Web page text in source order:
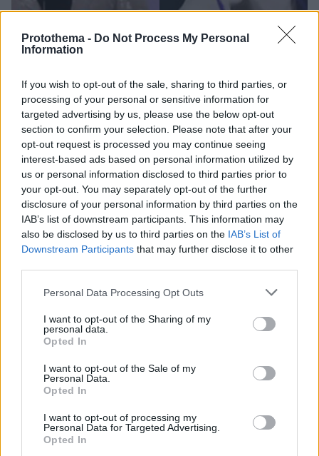
Protothema - Do Not Process My Personal
Information
If you wish to opt-out of the sale, sharing to third parties, or
processing of your personal or sensitive information for
targeted advertising by us, please use the below opt-out
section to confirm your selection. Please note that after your
opt-out request is processed you may continue seeing
interest-based ads based on personal information utilized by
us or personal information disclosed to third parties prior to
your opt-out. You may separately opt-out of the further
disclosure of your personal information by third parties on the
IAB’s list of downstream participants. This information may
also be disclosed by us to third parties on the IAB’s List of
Downstream Participants that may further disclose it to other
Please note that this website/app uses one or more Google
not limited to your visit or usage behaviour. You may click to
grant or deny consent to Google and its third-party tags to
use your data for below specified purposes in below Google
consent section.
Personal Data Processing Opt Outs
I want to opt-out of the Sharing of my
personal data.
Opted In
I want to opt-out of the Sale of my
Personal Data.
Opted In
I want to opt-out of processing my
Personal Data for Targeted Advertising.
Opted In
Τάκης Ζαχαράτος: Σε παροξυσμό μεταμφιέσεων πριν
την πρεμιέρα στο ‘’Άλσος’’- Από Άντζελα Δημητρίου
μέχρι Νίκος Χαρδαλιάς
Δείτε τα απολαυστικά βίντεο
07.07.2020, 18:36 17